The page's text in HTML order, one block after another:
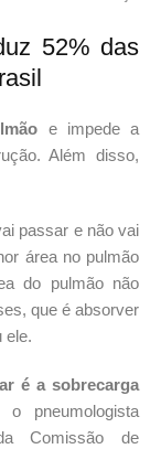
52% das
e impede a
Além disso,
passar e não vai
área no pulmão
do pulmão não
que é absorver
ele.
é a sobrecarga
o pneumologista
Comissão de